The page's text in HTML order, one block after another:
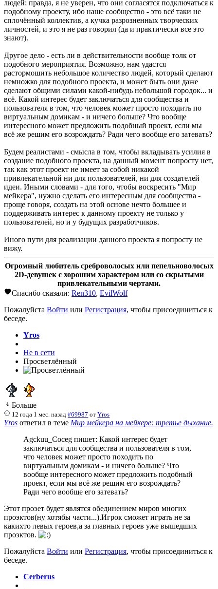
людей: правда, я не уверен, что они согласятся подключаться к
подобному проекту, ибо наше сообщество - это всё таки не
сплочённый коллектив, а кучка разрозненных творческих
личностей, и это я не раз говорил (да и практически все это
знают).
Другое дело - есть ли в действительности вообще толк от
подобного мероприятия. Возможно, нам удастся
растормошить небольшое количество людей, который сделают
немножко для подобного проекта, и может быть они даже
сделают общими силами какой-нибудь небольшой городок... и
всё. Какой интерес будет заключаться для сообщества и
пользователя в том, что человек может просто походить по
виртуальным домикам - и ничего больше? Что вообще
интересного может предложить подобный проект, если мы
всё же решим его возрождать? Ради чего вообще его затевать?
Будем реалистами - смысла в том, чтобы вкладывать усилия в
создание подобного проекта, на данный момент попросту нет,
так как этот проект не имеет за собой никакой
привлекательной ни для пользователей, ни для создателей
идеи. Иными словами - для того, чтобы воскресить "Мир
мейкера", нужно сделать его интересным для сообщества -
проще говоря, создать на этой основе нечто большее и
поддерживать интерес к данному проекту не только у
пользователей, но и у будущих разработчиков.
Иного пути для реализации данного проекта я попросту не
вижу.
Огромный любитель среброволосых или пепельноволосых
2D-девушек с хорошим характером или со скрытыми
привлекательными чертами.
Спасибо сказали: Ren310, EvilWolf
Пожалуйста Войти или Регистрация, чтобы присоединиться к
беседе.
Yros
Не в сети
Просветлённый
Больше
12 года 1 мес. назад #69987 отYros
Yros ответил в теме Мир мейкера на мейкере: третье дыхание.
Agckuu_Coceg пишет: Какой интерес будет
заключаться для сообщества и пользователя в том,
что человек может просто походить по
виртуальным домикам - и ничего больше? Что
вообще интересного может предложить подобный
проект, если мы всё же решим его возрождать?
Ради чего вообще его затевать?
Этот проэет будет являтся обединением миров многих
проэктов(ну хотябы части...).Игрок сможет играть не за
какихто левых героев,а за главных героев уже вышедших
проэктов.
Пожалуйста Войти или Регистрация, чтобы присоединиться к
беседе.
Cerberus